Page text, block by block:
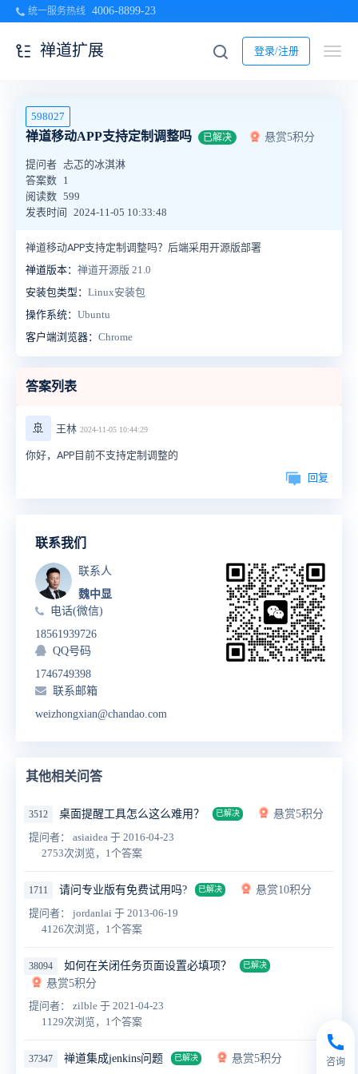
统一服务热线 4006-8899-23
登录/注册
禅道扩展
598027
禅道移动APP支持定制调整吗 已解决 悬赏5积分
提问者 忐忑的冰淇淋
答案数 1
阅读数 599
发表时间
2024-11-05 10:33:48
禅道移动APP支持定制调整吗？后端采用开源版部署
禅道版本： 禅道开源版 21.0
安装包类型： Linux安装包
操作系统： Ubuntu
客户端浏览器： Chrome
答案列表
🚢 王林 2024-11-05 10:44:29
你好，APP目前不支持定制调整的
回复
联系我们
联系人
魏中显
电话(微信)
18561939726
QQ号码
1746749398
联系邮箱
weizhongxian@chandao.com
其他相关问答
3512 桌面提醒工具怎么这么难用？ 已解决
悬赏5积分
提问者： asiaidea 于 2016-04-23
2753次浏览，1个答案
1711 请问专业版有免费试用吗? 已解决
悬赏10积分
提问者： jordanlai 于 2013-06-19
4126次浏览，1个答案
38094 如何在关闭任务页面设置必填项？ 已解决
悬赏5积分
提问者： zilble 于 2021-04-23
1129次浏览，1个答案
37347 禅道集成jenkins问题 已解决 悬赏5积分 咨询